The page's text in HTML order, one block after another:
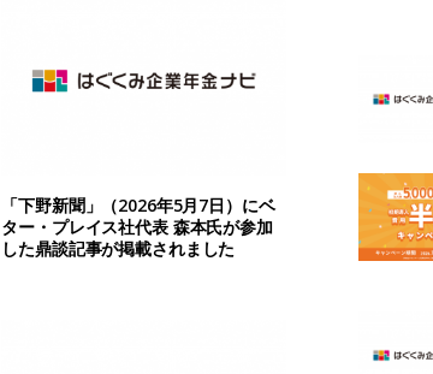
「下野新聞」（2026年5月7日）にベ
ター・プレイス社代表 森本氏が参加
した鼎談記事が掲載されました